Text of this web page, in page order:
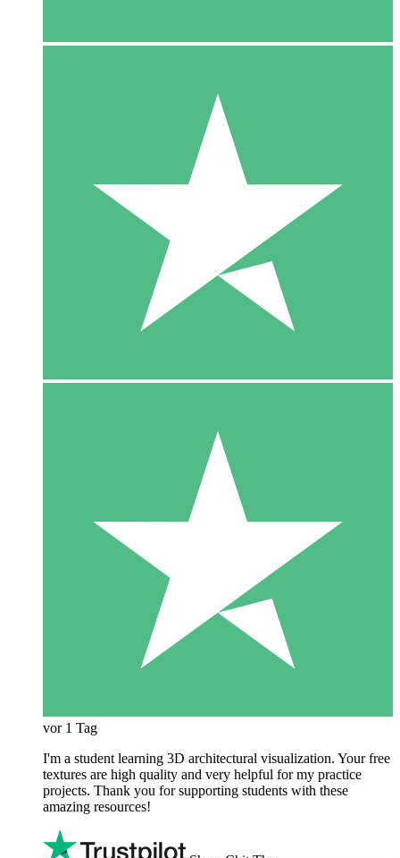
vor 1 Tag
I'm a student learning 3D architectural visualization. Your free
textures are high quality and very helpful for my practice
projects. Thank you for supporting students with these
amazing resources!